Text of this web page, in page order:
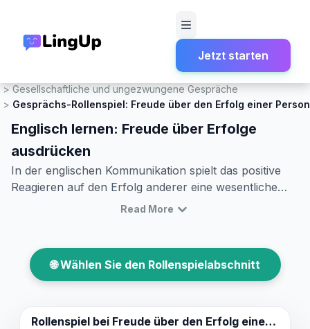
Jetzt starten
Gesellschaftliche und ungezwungene Gespräche
Gesprächs-Rollenspiel: Freude über den Erfolg einer
Englisch lernen: Freude über Erfolge
ausdrücken
In der englischen Kommunikation spielt das positive
Reagieren auf den Erfolg anderer eine wesentliche
Rolle. Es ist eine wertvolle Fähigkeit, die nicht nur hilft,
werden Sie lernen, wie man in einem Englisch
Rollenspiel Erfolg und Freude ausdrücken kann. Sie
Dialoge erleben, die Ihnen helfen, Ihre
Read More
🌐 Wählen Sie den Rollenspielabschnitt
Rollenspiel bei Freude über den Erfolg eines anderen ausdrücken.